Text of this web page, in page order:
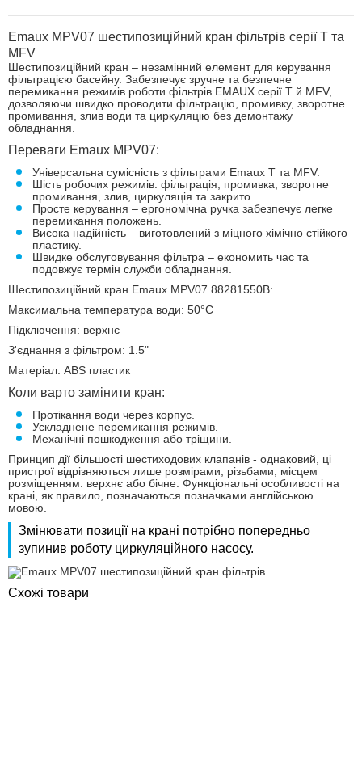
Emaux MPV07 шестипозиційний кран фільтрів серії Т та
MFV
Шестипозиційний кран – незамінний елемент для керування
фільтрацією басейну. Забезпечує зручне та безпечне
перемикання режимів роботи фільтрів EMAUX серії Т й MFV,
дозволяючи швидко проводити фільтрацію, промивку, зворотне
промивання, злив води та циркуляцію без демонтажу
обладнання.
Переваги Emaux MPV07:
Універсальна сумісність з фільтрами Emaux Т та MFV.
Шість робочих режимів: фільтрація, промивка, зворотне
промивання, злив, циркуляція та закрито.
Просте керування – ергономічна ручка забезпечує легке
перемикання положень.
Висока надійність – виготовлений з міцного хімічно стійкого
пластику.
Швидке обслуговування фільтра – економить час та
подовжує термін служби обладнання.
Шестипозиційний кран Emaux MPV07 88281550B:
Максимальна температура води: 50°С
Підключення: верхнє
З'єднання з фільтром: 1.5"
Матеріал: ABS пластик
Коли варто замінити кран:
Протікання води через корпус.
Ускладнене перемикання режимів.
Механічні пошкодження або тріщини.
Принцип дії більшості шестиходових клапанів - однаковий, ці
пристрої відрізняються лише розмірами, різьбами, місцем
розміщенням: верхнє або бічне. Функціональні особливості на
крані, як правило, позначаються позначками англійською
мовою.
Змінювати позиції на крані потрібно попередньо
зупинив роботу циркуляційного насосу.
Схожі товари